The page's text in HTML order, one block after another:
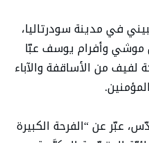
في مدينة سودرتاليا،
موشي وأفرام يوسف عبّا
لفيف من الأساقفة والآباء
عبّر عن “الفرحة الكبيرة